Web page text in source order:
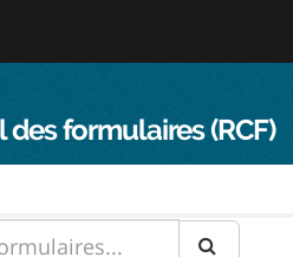
formulaires (RCF)